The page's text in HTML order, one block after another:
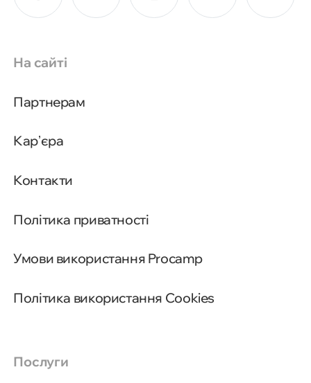
На сайті
Партнерам
Карʼєра
Контакти
Політика приватності
Умови використання Procamp
Політика використання Cookies
Послуги